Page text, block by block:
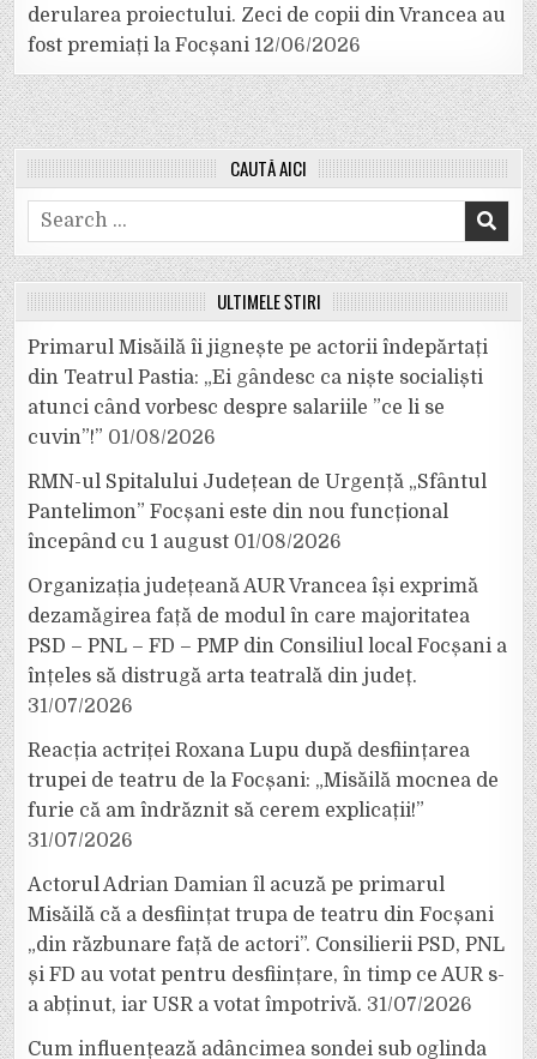
derularea proiectului. Zeci de copii din Vrancea au
fost premiați la Focșani 12/06/2026
CAUTĂ AICI
Search
for:
ULTIMELE ȘTIRI
Primarul Misăilă îi jignește pe actorii îndepărtați
din Teatrul Pastia: „Ei gândesc ca niște socialiști
atunci când vorbesc despre salariile ”ce li se
cuvin”!” 01/08/2026
RMN-ul Spitalului Județean de Urgență „Sfântul
Pantelimon” Focșani este din nou funcțional
începând cu 1 august 01/08/2026
Organizația județeană AUR Vrancea își exprimă
dezamăgirea față de modul în care majoritatea
PSD – PNL – FD – PMP din Consiliul local Focșani a
înțeles să distrugă arta teatrală din județ.
31/07/2026
Reacția actriței Roxana Lupu după desființarea
trupei de teatru de la Focșani: „Misăilă mocnea de
furie că am îndrăznit să cerem explicații!”
31/07/2026
Actorul Adrian Damian îl acuză pe primarul
Misăilă că a desființat trupa de teatru din Focșani
„din răzbunare față de actori”. Consilierii PSD, PNL
și FD au votat pentru desființare, în timp ce AUR s-
a abținut, iar USR a votat împotrivă. 31/07/2026
Cum influențează adâncimea sondei sub oglinda